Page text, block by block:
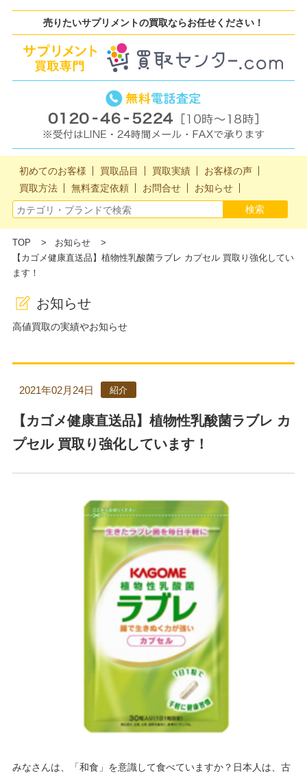
売りたいサプリメントの買取ならお任せください！
初めてのお客様 買取品目 買取実績
お客様の声
買取方法
無料査定依頼 お問合せ お知らせ
TOP
お知らせ
【カゴメ健康直送品】植物性乳酸菌ラブレ カプセル 買取り強化してい
ます！
お知らせ
高値買取の実績やお知らせ
【カゴメ健康直送品】植物性乳酸菌ラブレ カ
プセル 買取り強化しています！
2021年02月24日 紹介
みなさんは、「和食」を意識して食べていますか？日本人は、古